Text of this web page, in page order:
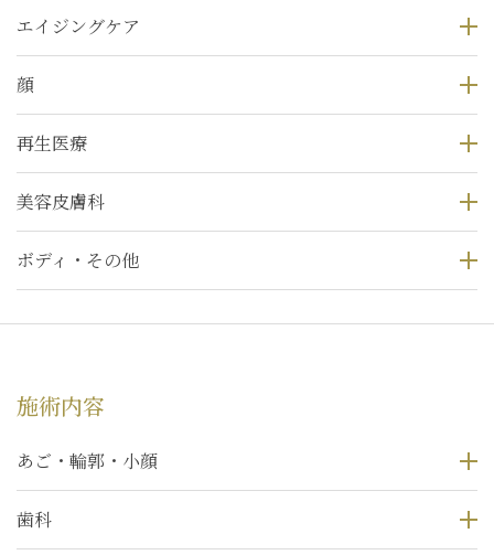
エイジングケア
顔
再生医療
美容皮膚科
ボディ・その他
施術内容
あご・輪郭・小顔
歯科